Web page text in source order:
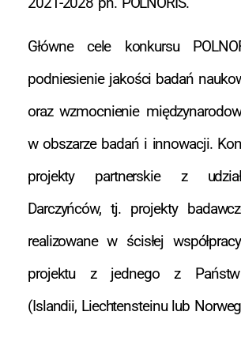
Główne cele konkursu
podniesienie jakości badań
oraz wzmocnienie
w obszarze badań i innowacji.
projekty partnerskie z
Darczyńców, tj. projekty
realizowane w ścisłej
projektu z jednego z Państw
(Islandii, Liechtensteinu lub